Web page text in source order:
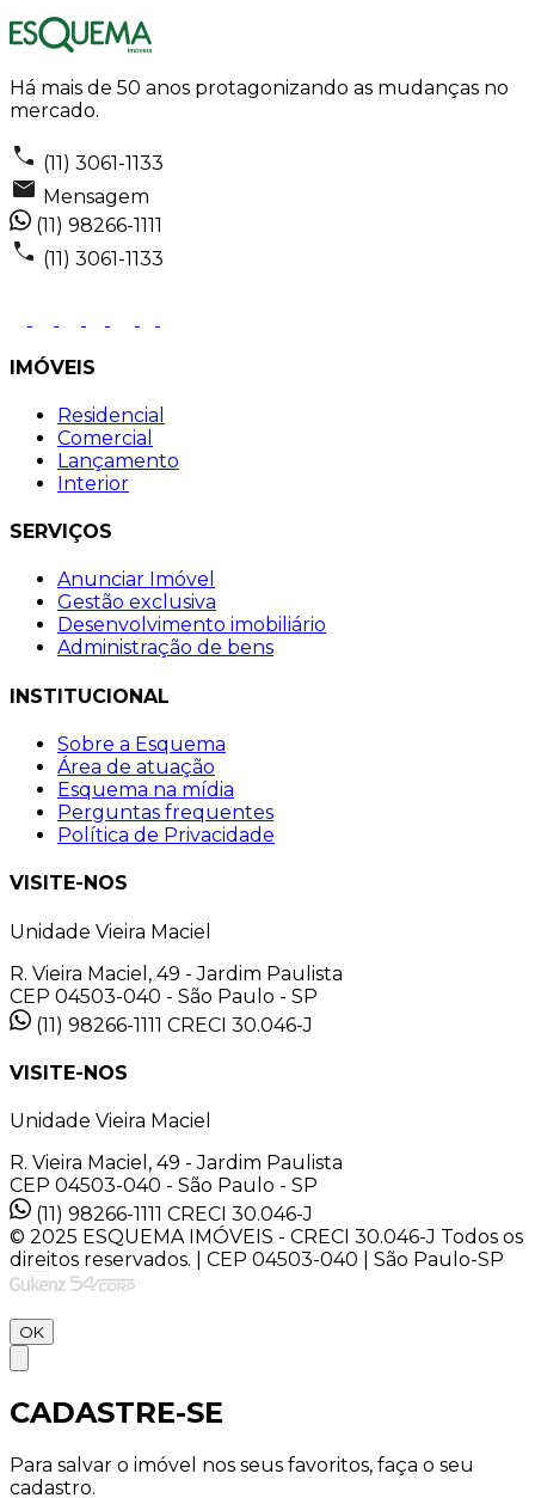
Há mais de 50 anos protagonizando as mudanças no
mercado.
(11) 3061-1133
Mensagem
(11) 98266-1111
(11) 3061-1133
IMÓVEIS
Residencial
Comercial
Lançamento
Interior
SERVIÇOS
Anunciar Imóvel
Gestão exclusiva
Desenvolvimento imobiliário
Administração de bens
INSTITUCIONAL
Sobre a Esquema
Área de atuação
Esquema na mídia
Perguntas frequentes
Política de Privacidade
VISITE-NOS
Unidade Vieira Maciel
R. Vieira Maciel, 49 - Jardim Paulista
CEP 04503-040 - São Paulo - SP
(11) 98266-1111 CRECI 30.046-J
VISITE-NOS
Unidade Vieira Maciel
R. Vieira Maciel, 49 - Jardim Paulista
CEP 04503-040 - São Paulo - SP
(11) 98266-1111 CRECI 30.046-J
© 2025 ESQUEMA IMÓVEIS - CRECI 30.046-J Todos os
direitos reservados. | CEP 04503-040 | São Paulo-SP
OK
CADASTRE-SE
Para salvar o imóvel nos seus favoritos, faça o seu
cadastro.